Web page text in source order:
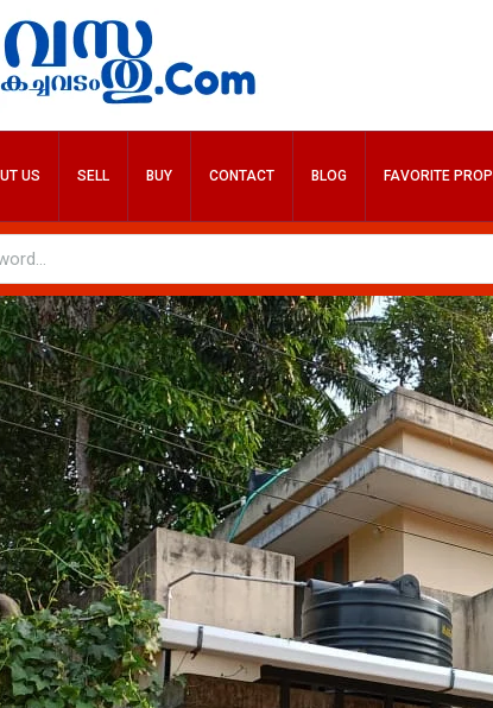
US SELL BUY CONTACT BLOG FAVORITE